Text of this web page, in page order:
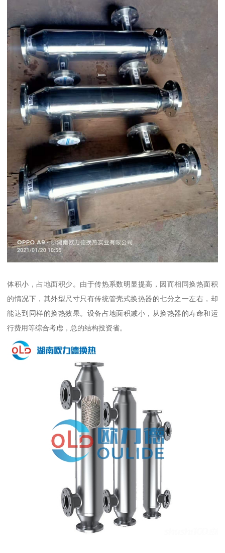
体积小，占地面积少。由于传热系数明显提高，因而相同换热面积
的情况下，其外型尺寸只有传统管壳式换热器的七分之一左右，却
能达到同样的换热效果。设备占地面积减小，从换热器的寿命和运
行费用等综合考虑，总的结构投资省。